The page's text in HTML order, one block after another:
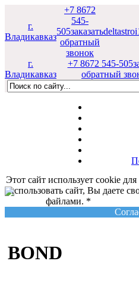
г.
Владикавказ
+7 8672
545-
505заказать
обратный
звонок
г.
Владикавказ
+7 8672 545-505
обратный
Этот сайт использует cookie
использовать сайт, Вы даете
файлами. *
BOND